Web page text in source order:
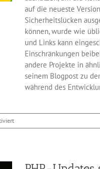
auf die neueste
Sicherheitslücken
können, wurde wie
und Links kann
Einschränkungen
andere Projekte in
seinem Blogpost zu
während des
für
Google